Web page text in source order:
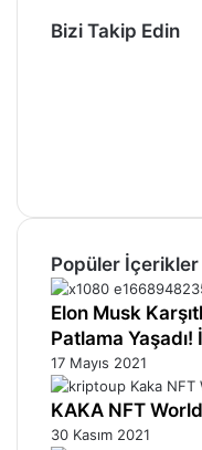
Bizi Takip Edin
Popüler İçerikler
Elon Musk
Patlama Yaşadı!
17 Mayıs 2021
KAKA NFT
30 Kasım 2021